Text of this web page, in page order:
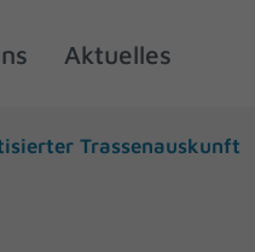
Aktuelles
Trassenauskunft